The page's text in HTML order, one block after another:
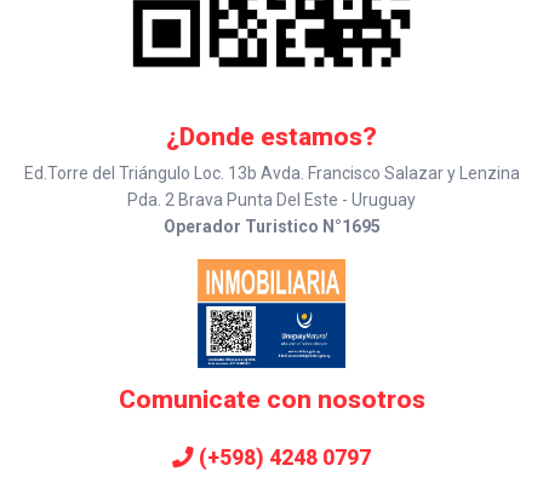
¿Donde estamos?
Ed.Torre del Triángulo Loc. 13b Avda. Francisco Salazar y Lenzina
Pda. 2 Brava Punta Del Este - Uruguay
Operador Turistico N°1695
Comunicate con nosotros
(+598) 4248 0797